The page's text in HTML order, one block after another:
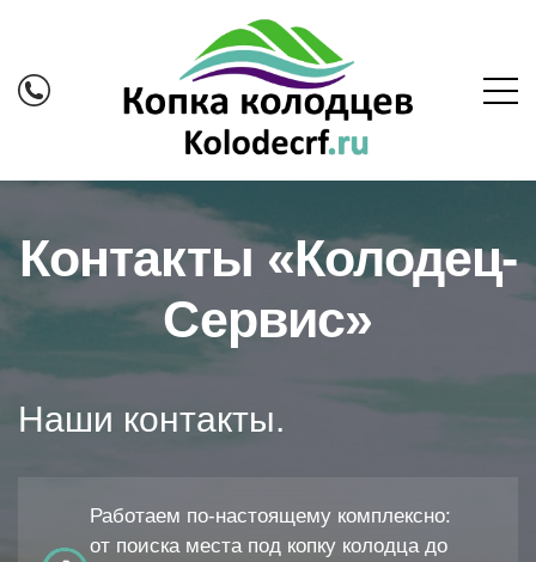
Контакты «Колодец-
Сервис»
Наши контакты.
Работаем по-настоящему комплексно:
от поиска места под копку колодца до